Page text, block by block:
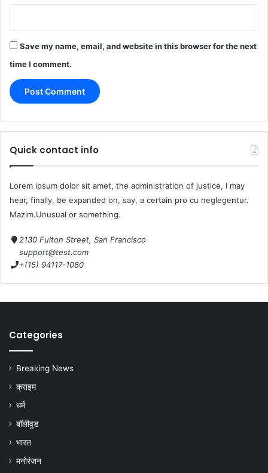
Save my name, email, and website in this browser for the next
time I comment.
Quick contact info
Lorem ipsum dolor sit amet, the administration of justice, I may
hear, finally, be expanded on, say, a certain pro cu neglegentur.
Mazim.Unusual or something.
2130 Fulton Street, San Francisco
support@test.com
+(15) 94117-1080
Categories
Breaking News
क्राइम
धर्म
बॉलीवुड
भारत
मनोरंजन